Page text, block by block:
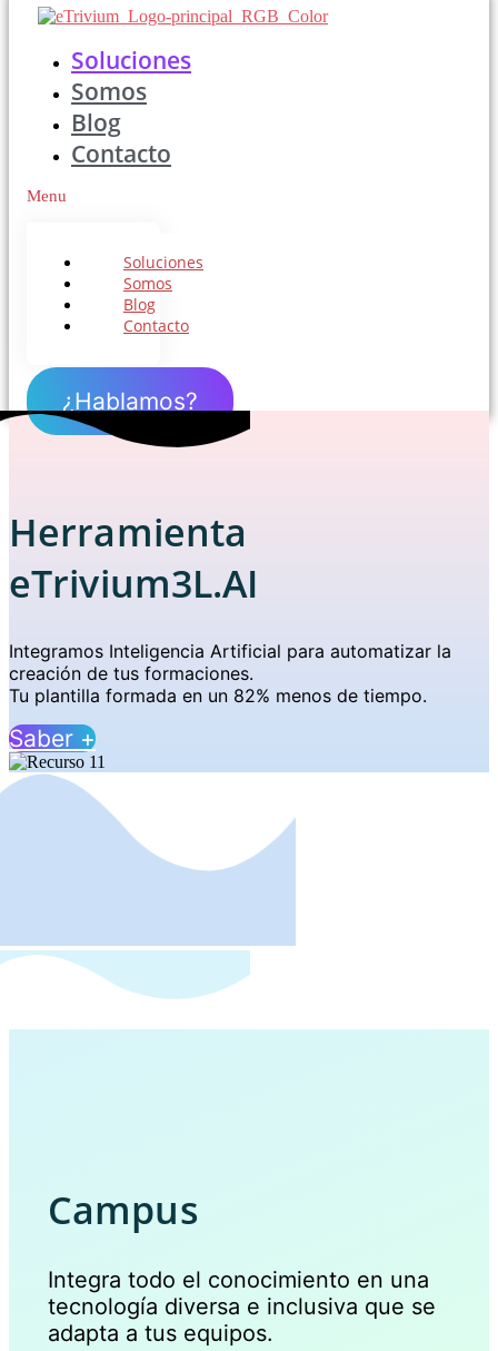
Soluciones
Somos
Blog
Contacto
Menu
Soluciones
Somos
Blog
Contacto
¿Hablamos?
Herramienta
eTrivium3L.AI
Integramos Inteligencia Artificial para automatizar la
creación de tus formaciones.
Tu plantilla formada en un 82% menos de tiempo.
Saber +
Campus
Integra todo el conocimiento en una
tecnología diversa e inclusiva que se
adapta a tus equipos.